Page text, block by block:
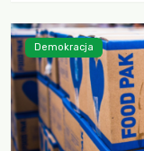
Demokracja